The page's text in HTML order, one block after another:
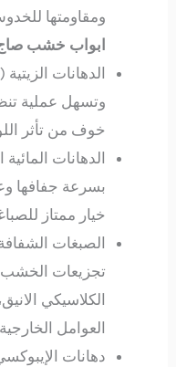
ومقاومتها
ابواب خشب
الدهانات
وتسهل عملية
خوف من تأثر
الدهانات
بسرعة جفافها
خيار ممتاز
الصبغات
تجزيعات الخشب
الكلاسيكي
العوامل
دهانات